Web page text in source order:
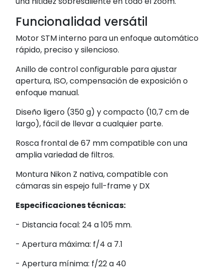
Funcionalidad versátil
Motor STM interno para un enfoque automático
rápido, preciso y silencioso.
Anillo de control configurable para ajustar
apertura, ISO, compensación de exposición o
enfoque manual.
Diseño ligero (350 g) y compacto (10,7 cm de
largo), fácil de llevar a cualquier parte.
Rosca frontal de 67 mm compatible con una
amplia variedad de filtros.
Montura Nikon Z nativa, compatible con
cámaras sin espejo full-frame y DX
Especificaciones técnicas:
- Distancia focal: 24 a 105 mm.
- Apertura máxima: f/4 a 7.1
- Apertura mínima: f/22 a 40